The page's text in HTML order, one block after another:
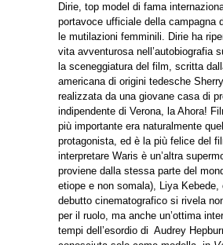
Dirie, top model di fama
portavoce ufficiale della campagna
le mutilazioni femminili. Dirie ha
vita avventurosa nell’autobiografia
la sceneggiatura del film, scritta
americana di origini tedesche
realizzata da una giovane casa di
indipendente di Verona, la Ahora!
più importante era naturalmente
protagonista, ed è la più felice del
interpretare Waris è un’altra
proviene dalla stessa parte del
etiope e non somala), Liya Kebede,
debutto cinematografico si rivela
per il ruolo, ma anche un’ottima
tempi dell’esordio di Audrey